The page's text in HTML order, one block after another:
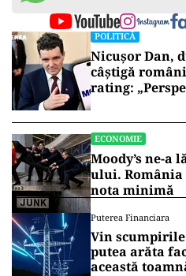
POLITICĂ
Nicușor Dan,
câștigă
rating:
ECONOMIE
Moody’s ne-a
ului. România
nota minimă
Puterea Financiara
Vin
putea arăta
această